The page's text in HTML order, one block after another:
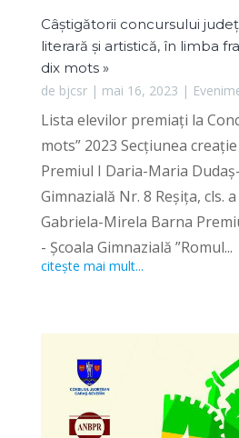
Câștigătorii concursului
literară și artistică, în limba
dix mots »
de bjcsr| mai 16, 2023 |
Lista elevilor premiați la
mots” 2023 Secțiunea
Premiul I Daria-Maria
Gimnazială Nr. 8 Reșița, cls.
Gabriela-Mirela Barna
- Școala Gimnazială ”Romul...
citește mai mult...